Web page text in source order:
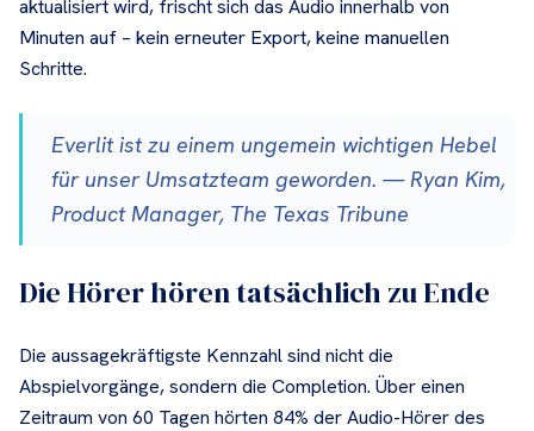
aktualisiert wird, frischt sich das Audio innerhalb von
Minuten auf – kein erneuter Export, keine manuellen
Schritte.
Everlit ist zu einem ungemein wichtigen Hebel
für unser Umsatzteam geworden. — Ryan Kim,
Product Manager, The Texas Tribune
Die Hörer hören tatsächlich zu Ende
Die aussagekräftigste Kennzahl sind nicht die
Abspielvorgänge, sondern die Completion. Über einen
Zeitraum von 60 Tagen hörten 84% der Audio-Hörer des